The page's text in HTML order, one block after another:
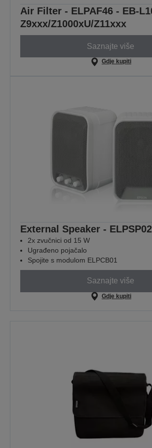
Air Filter - ELPAF46 - EB-
Z9xxx/Z1000xU/Z11xxx
Saznajte više
Gdje kupiti
External Speaker - ELPSP02
2x zvučnici od 15 W
Ugrađeno pojačalo
Spojite s modulom ELPCB01
Saznajte više
Gdje kupiti